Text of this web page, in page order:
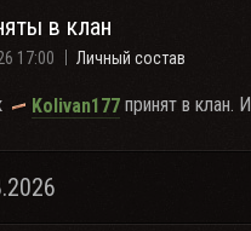
в клан
17:00 Личный состав
Kolivan177 принят в клан.